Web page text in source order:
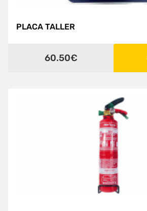
PLACA TALLER
60.50€